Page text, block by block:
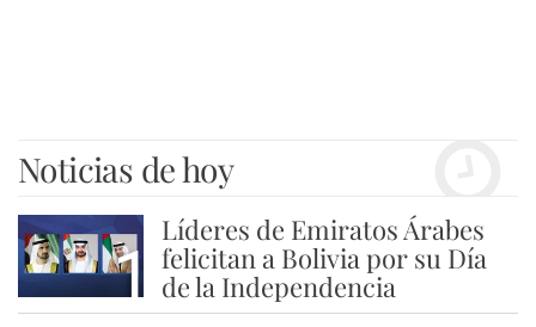
Noticias de hoy
1
Líderes de Emiratos Árabes
felicitan a Bolivia por su Día
de la Independencia